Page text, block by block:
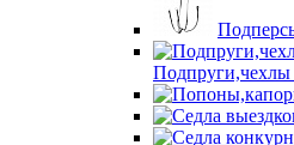
Подпруги,чехлы